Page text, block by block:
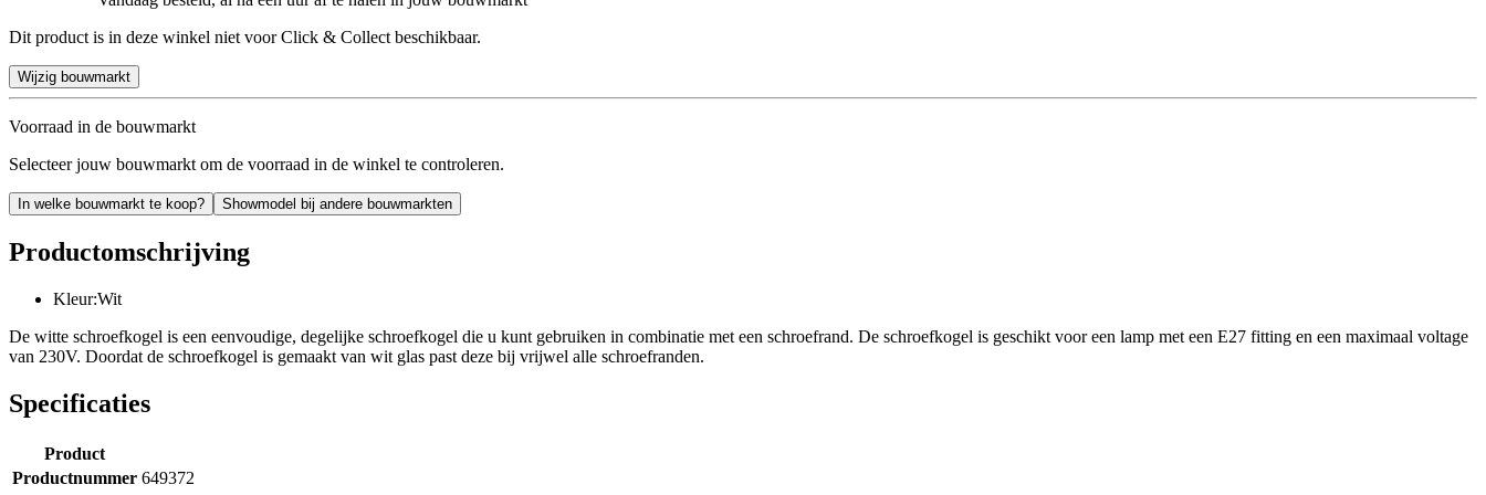
Dit product is in deze winkel niet voor Click & Collect beschikbaar.
Wijzig bouwmarkt
Voorraad in de bouwmarkt
Selecteer jouw bouwmarkt om de voorraad in de winkel te controleren.
In welke bouwmarkt te koop? Showmodel bij andere bouwmarkten
Productomschrijving
Kleur:Wit
De witte schroefkogel is een eenvoudige, degelijke schroefkogel die u kunt gebruiken in combinatie met een schroefrand. De schroefkogel is geschikt voor een lamp met een E27 fitting en een maximaal voltage
van 230V. Doordat de schroefkogel is gemaakt van wit glas past deze bij vrijwel alle schroefranden.
Specificaties
Product
Productnummer 649372